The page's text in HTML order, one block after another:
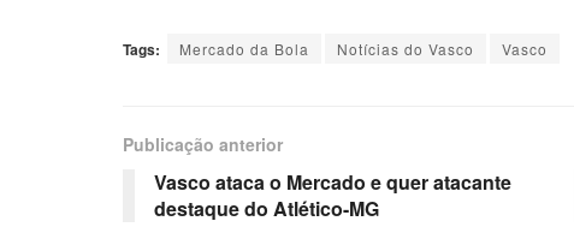
Tags: Mercado da Bola Notícias do Vasco Vasco
Publicação anterior
Vasco ataca o Mercado e quer atacante
destaque do Atlético-MG